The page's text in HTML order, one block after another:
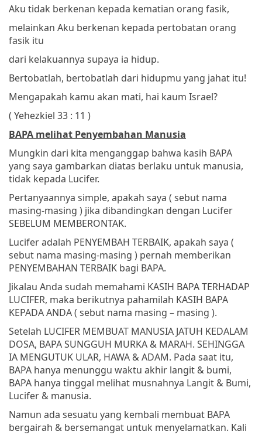
Aku tidak berkenan kepada kematian orang fasik,
melainkan Aku berkenan kepada pertobatan orang
fasik itu
dari kelakuannya supaya ia hidup.
Bertobatlah, bertobatlah dari hidupmu yang jahat itu!
Mengapakah kamu akan mati, hai kaum Israel?
( Yehezkiel 33 : 11 )
BAPA melihat Penyembahan Manusia
Mungkin dari kita menganggap bahwa kasih BAPA
yang saya gambarkan diatas berlaku untuk manusia,
tidak kepada Lucifer.
Pertanyaannya simple, apakah saya ( sebut nama
masing-masing ) jika dibandingkan dengan Lucifer
SEBELUM MEMBERONTAK.
Lucifer adalah PENYEMBAH TERBAIK, apakah saya (
sebut nama masing-masing ) pernah memberikan
PENYEMBAHAN TERBAIK bagi BAPA.
Jikalau Anda sudah memahami KASIH BAPA TERHADAP
LUCIFER, maka berikutnya pahamilah KASIH BAPA
KEPADA ANDA ( sebut nama masing – masing ).
Setelah LUCIFER MEMBUAT MANUSIA JATUH KEDALAM
DOSA, BAPA SUNGGUH MURKA & MARAH. SEHINGGA
IA MENGUTUK ULAR, HAWA & ADAM. Pada saat itu,
BAPA hanya menunggu waktu akhir langit & bumi,
BAPA hanya tinggal melihat musnahnya Langit & Bumi,
Lucifer & manusia.
Namun ada sesuatu yang kembali membuat BAPA
bergairah & bersemangat untuk menyelamatkan. Kali